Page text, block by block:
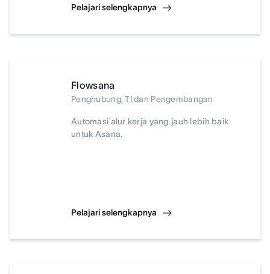
Pelajari selengkapnya
Flowsana
Penghubung, TI dan Pengembangan
Automasi alur kerja yang jauh lebih baik
untuk Asana.
Pelajari selengkapnya